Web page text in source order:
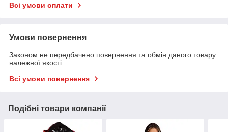
Всі умови оплати
Умови повернення
Законом не передбачено повернення та обмін даного товару
належної якості
Всі умови повернення
Подібні товари компанії